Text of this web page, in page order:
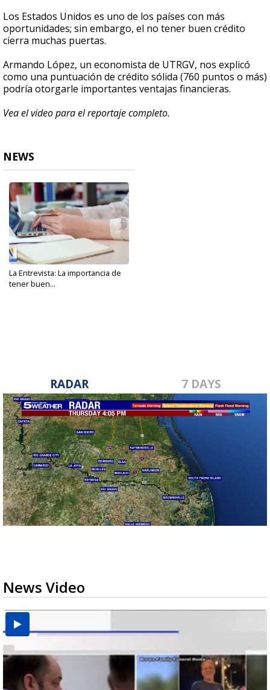
Los Estados Unidos es uno de los países con más
oportunidades; sin embargo, el no tener buen crédito
cierra muchas puertas.
Armando López, un economista de UTRGV, nos explicó
como una puntuación de crédito sólida (760 puntos o más)
podría otorgarle importantes ventajas financieras.
Vea el video para el reportaje completo.
NEWS
La Entrevista: La importancia de
tener buen...
RADAR 7 DAYS
News Video